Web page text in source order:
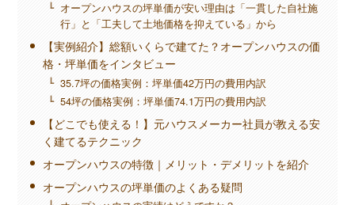
オープンハウスの坪単価が安い理由は「一貫した自社施
行」と「工夫して土地価格を抑えている」から
【実例紹介】総額いくらで建てた？オープンハウスの価
格・坪単価をインタビュー
35.7坪の価格実例：坪単価42万円の費用内訳
54坪の価格実例：坪単価74.1万円の費用内訳
【どこでも使える！】元ハウスメーカー社員が教える安
く建てるテクニック
オープンハウスの特徴｜メリット・デメリットを紹介
オープンハウスの坪単価のよくある疑問